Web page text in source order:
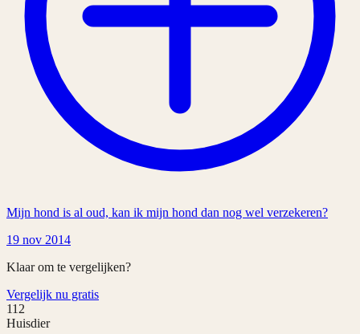
Mijn hond is al oud, kan ik mijn hond dan nog wel verzekeren?
19 nov 2014
Klaar om te vergelijken?
Vergelijk nu gratis
112
Huisdier